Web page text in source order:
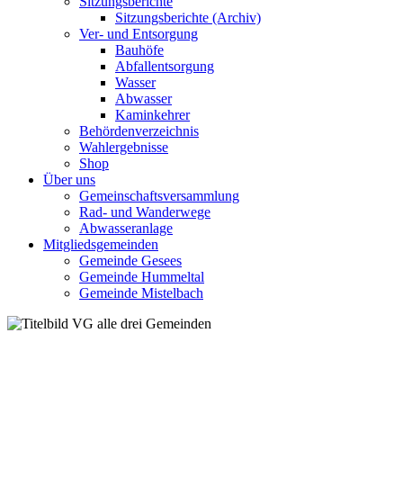
Sitzungsberichte (Archiv)
Ver- und Entsorgung
Bauhöfe
Abfallentsorgung
Wasser
Abwasser
Kaminkehrer
Behördenverzeichnis
Wahlergebnisse
Shop
Über uns
Gemeinschaftsversammlung
Rad- und Wanderwege
Abwasseranlage
Mitgliedsgemeinden
Gemeinde Gesees
Gemeinde Hummeltal
Gemeinde Mistelbach